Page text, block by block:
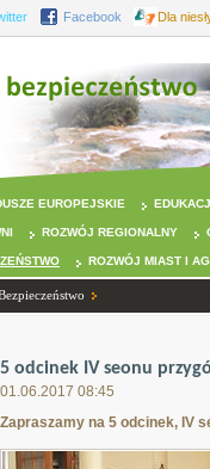
Facebook Dla
EUROPEJSKIE
ROZWÓJ REGIONALNY
ROZWÓJ MIAST I
5 odcinek IV seonu
01.06.2017 08:45
Zapraszamy na 5 odcinek, IV